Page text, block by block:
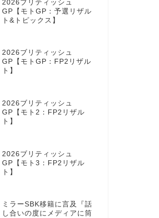
2026ブリティッシュ
GP【モトGP：予選リザル
ト&トピックス】
2026ブリティッシュ
GP【モトGP：FP2リザル
ト】
2026ブリティッシュ
GP【モト2：FP2リザル
ト】
2026ブリティッシュ
GP【モト3：FP2リザル
ト】
ミラーSBK移籍に言及『話
し合いの度にメディアに筒